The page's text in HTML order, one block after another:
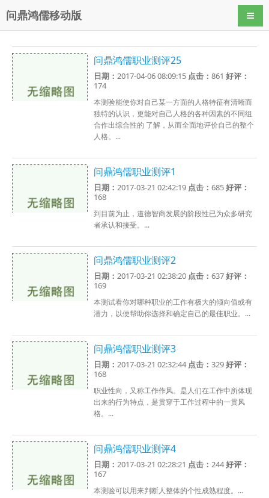
问鼎鸿儒移动版 导航
问鼎鸿儒职业测评25
日期：2017-04-06 08:09:15 点击：861好评：
174
本测验能使你对自己某一方面的人格特征有清晰而
独特的认识，更能对自己人格的各种因素的不同组
合作出综合性的 了解，从而全面地评价自己的整个
人格。...
问鼎鸿儒职业测评1
日期：2017-03-21 02:42:19 点击：685好评：
168
到目前为止，道德智商发展的阶段性已为众多研究
者承认和接受。...
问鼎鸿儒职业测评2
日期：2017-03-21 02:38:20 点击：637好评：
169
本测试看你对哪种职业的工作有极大的倾向值或有
潜力，以便帮助你选择和确定自己的最佳职业。...
问鼎鸿儒职业测评3
日期：2017-03-21 02:32:44 点击：329好评：
168
职业性向，又称工作作风。是人们在工作中所体现
出来的行为特点，是贯穿于工作过程中的一贯风
格。...
问鼎鸿儒职业测评4
日期：2017-03-21 02:28:21 点击：244好评：
167
本测验可以用来判断人整体的个性成熟程度。...